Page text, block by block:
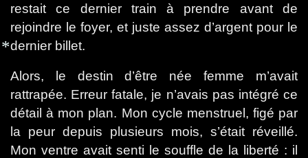
*
restait ce dernier train à prendre avant de
rejoindre le foyer, et juste assez d’argent pour le
dernier billet.
Alors, le destin d’être née femme m’avait
rattrapée. Erreur fatale, je n’avais pas intégré ce
détail à mon plan. Mon cycle menstruel, figé par
la peur depuis plusieurs mois, s’était réveillé.
Mon ventre avait senti le souffle de la liberté : il